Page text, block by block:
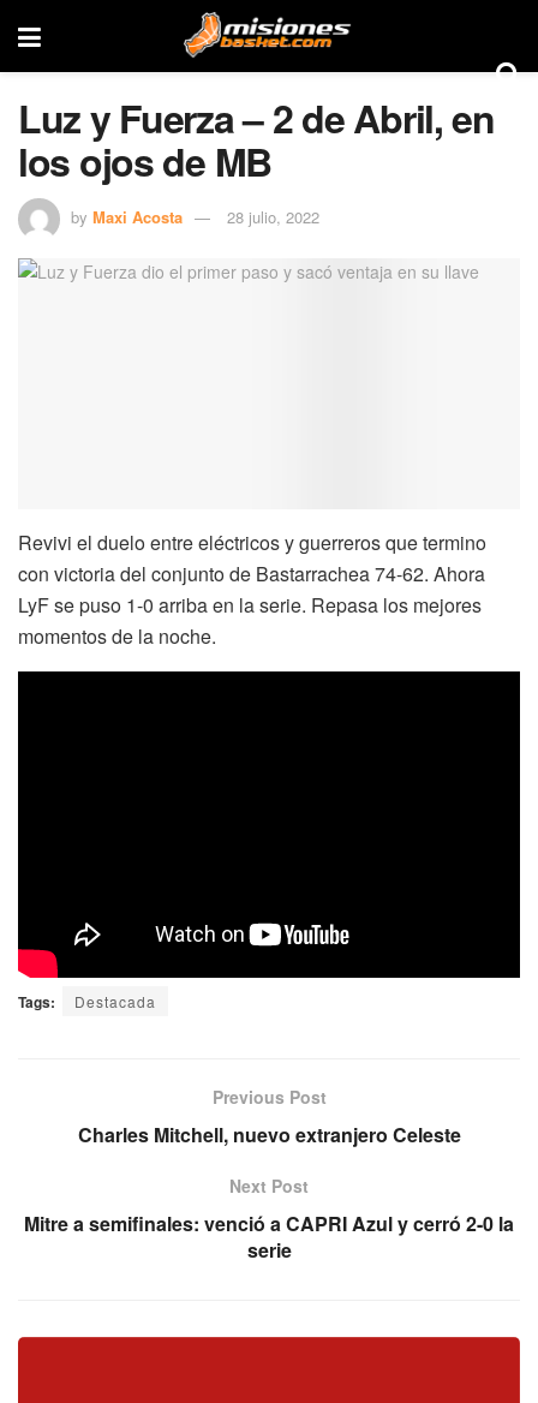
Luz y Fuerza – 2 de Abril, en
los ojos de MB
by Maxi Acosta 28 julio, 2022
Revivi el duelo entre eléctricos y guerreros que termino
con victoria del conjunto de Bastarrachea 74-62. Ahora
LyF se puso 1-0 arriba en la serie. Repasa los mejores
momentos de la noche.
Tags: Destacada
Previous Post
Charles Mitchell, nuevo extranjero Celeste
Next Post
Mitre a semifinales: venció a CAPRI Azul y cerró 2-0 la
serie